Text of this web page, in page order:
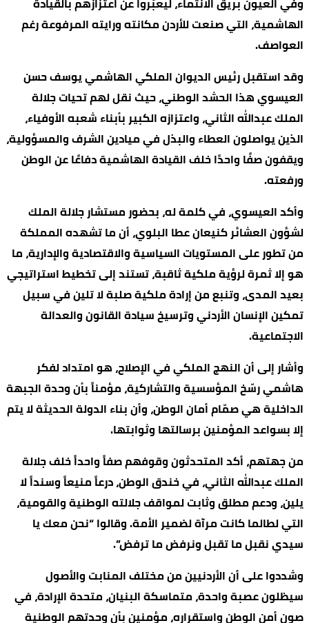
الهاشمية، التي صنعت للأردن مكانته ورايته المرفوعة رغم
العواصف.
وقد استقبل رئيس الديوان الملكي الهاشمي يوسف حسن
العيسوي هذا الحشد الوطني، حيث نقل لهم تحيات جلالة
الملك عبدالله الثاني، واعتزازه الكبير بأبناء شعبه الأوفياء،
الذين يواصلون العطاء والبذل في ميادين الشرف والمسؤولية،
ويقفون صفًا واحدًا خلف القيادة الهاشمية دفاعًا عن الوطن
ورفعته.
وأكد العيسوي، في كلمة له، بحضور مستشار جلالة الملك
لشؤون العشائر كنيعان عطا البلوي، أن ما تشهده المملكة
من تطور على المستويات السياسية والاقتصادية والإدارية، ما
هو إلا ثمرة لرؤية ملكية ثاقبة، تستند إلى تخطيط استراتيجي
بعيد المدى، وتنبع من إرادة ملكية صلبة لا تلين في سبيل
تمكين الإنسان الأردني وترسيخ سيادة القانون والعدالة
الاجتماعية.
وأشار إلى أن النهج الملكي في الإصلاح، هو امتداد لفكر
هاشمي رسّخ المؤسسية والتشاركية، مؤمناً بأن وحدة الجبهة
الداخلية هي صمّام أمان الوطن، وأن بناء الدولة الحديثة لا يتم
إلا بسواعد المؤمنين برسالتها وثوابتها.
من جهتهم، أكد المتحدثون وقوفهم صفاً واحداً خلف جلالة
الملك عبدالله الثاني، في خندق الوطن، درعاً منيعاً وسنداً لا
يلين، ودعم مطلق وثابت لمواقف جلالته الوطنية والقومية،
التي لطالما كانت مرآة لضمير الأمة. وقالوا “نحن معك يا
سيدي نقبل ما تقبل ونرفض ما ترفض”.
وشددوا على أن الأردنيين من مختلف المنابت والأصول
سيظلون عصبة واحدة، متماسكة البنيان، متحدة الإرادة، في
صون أمن الوطن واستقراره، مؤمنين بأن وحدتهم الوطنية